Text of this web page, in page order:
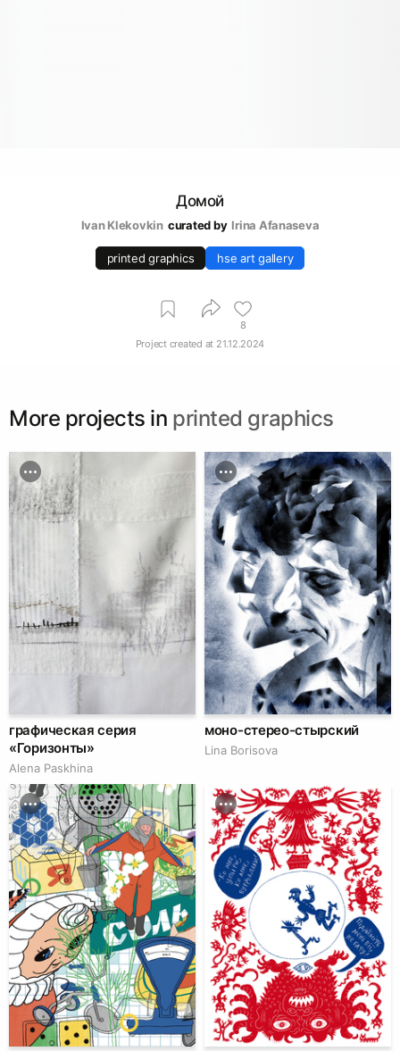
Домой
Ivan Klekovkin curated by Irina Afanaseva
printed graphics hse art gallery
8
Project created at 21.12.2024
More projects in printed graphics
графическая серия
«Горизонты»
Alena Paskhina
моно-стерео-стырский
Lina Borisova